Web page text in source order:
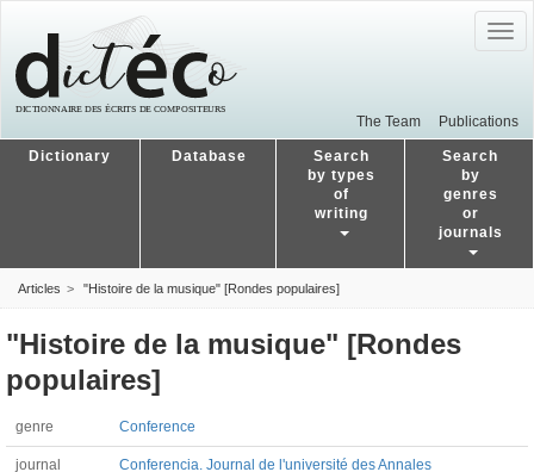
The Team Publications
Dictionary Database
Search
by types
of
writing
Search
by
genres
or
journals
Articles "Histoire de la musique" [Rondes populaires]
"Histoire de la musique" [Rondes
populaires]
genre Conference
journal Conferencia. Journal de l'université des Annales